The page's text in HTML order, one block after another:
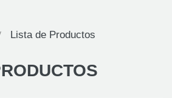
Lista de Productos